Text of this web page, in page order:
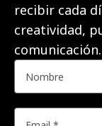
recibir cada
creatividad,
comunicación.